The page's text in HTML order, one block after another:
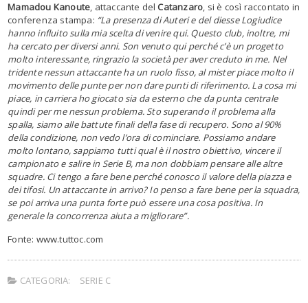
Mamadou Kanoute, attaccante del Catanzaro, si è così raccontato in
conferenza stampa: “La presenza di Auteri e del diesse Logiudice
hanno influito sulla mia scelta di venire qui. Questo club, inoltre, mi
ha cercato per diversi anni. Son venuto qui perché c’è un progetto
molto interessante, ringrazio la società per aver creduto in me. Nel
tridente nessun attaccante ha un ruolo fisso, al mister piace molto il
movimento delle punte per non dare punti di riferimento. La cosa mi
piace, in carriera ho giocato sia da esterno che da punta centrale
quindi per me nessun problema. Sto superando il problema alla
spalla, siamo alle battute finali della fase di recupero. Sono al 90%
della condizione, non vedo l’ora di cominciare. Possiamo andare
molto lontano, sappiamo tutti qual è il nostro obiettivo, vincere il
campionato e salire in Serie B, ma non dobbiam pensare alle altre
squadre. Ci tengo a fare bene perché conosco il valore della piazza e
dei tifosi. Un attaccante in arrivo? Io penso a fare bene per la squadra,
se poi arriva una punta forte può essere una cosa positiva. In
generale la concorrenza aiuta a migliorare”.
Fonte: www.tuttoc.com
CATEGORIA: SERIE C